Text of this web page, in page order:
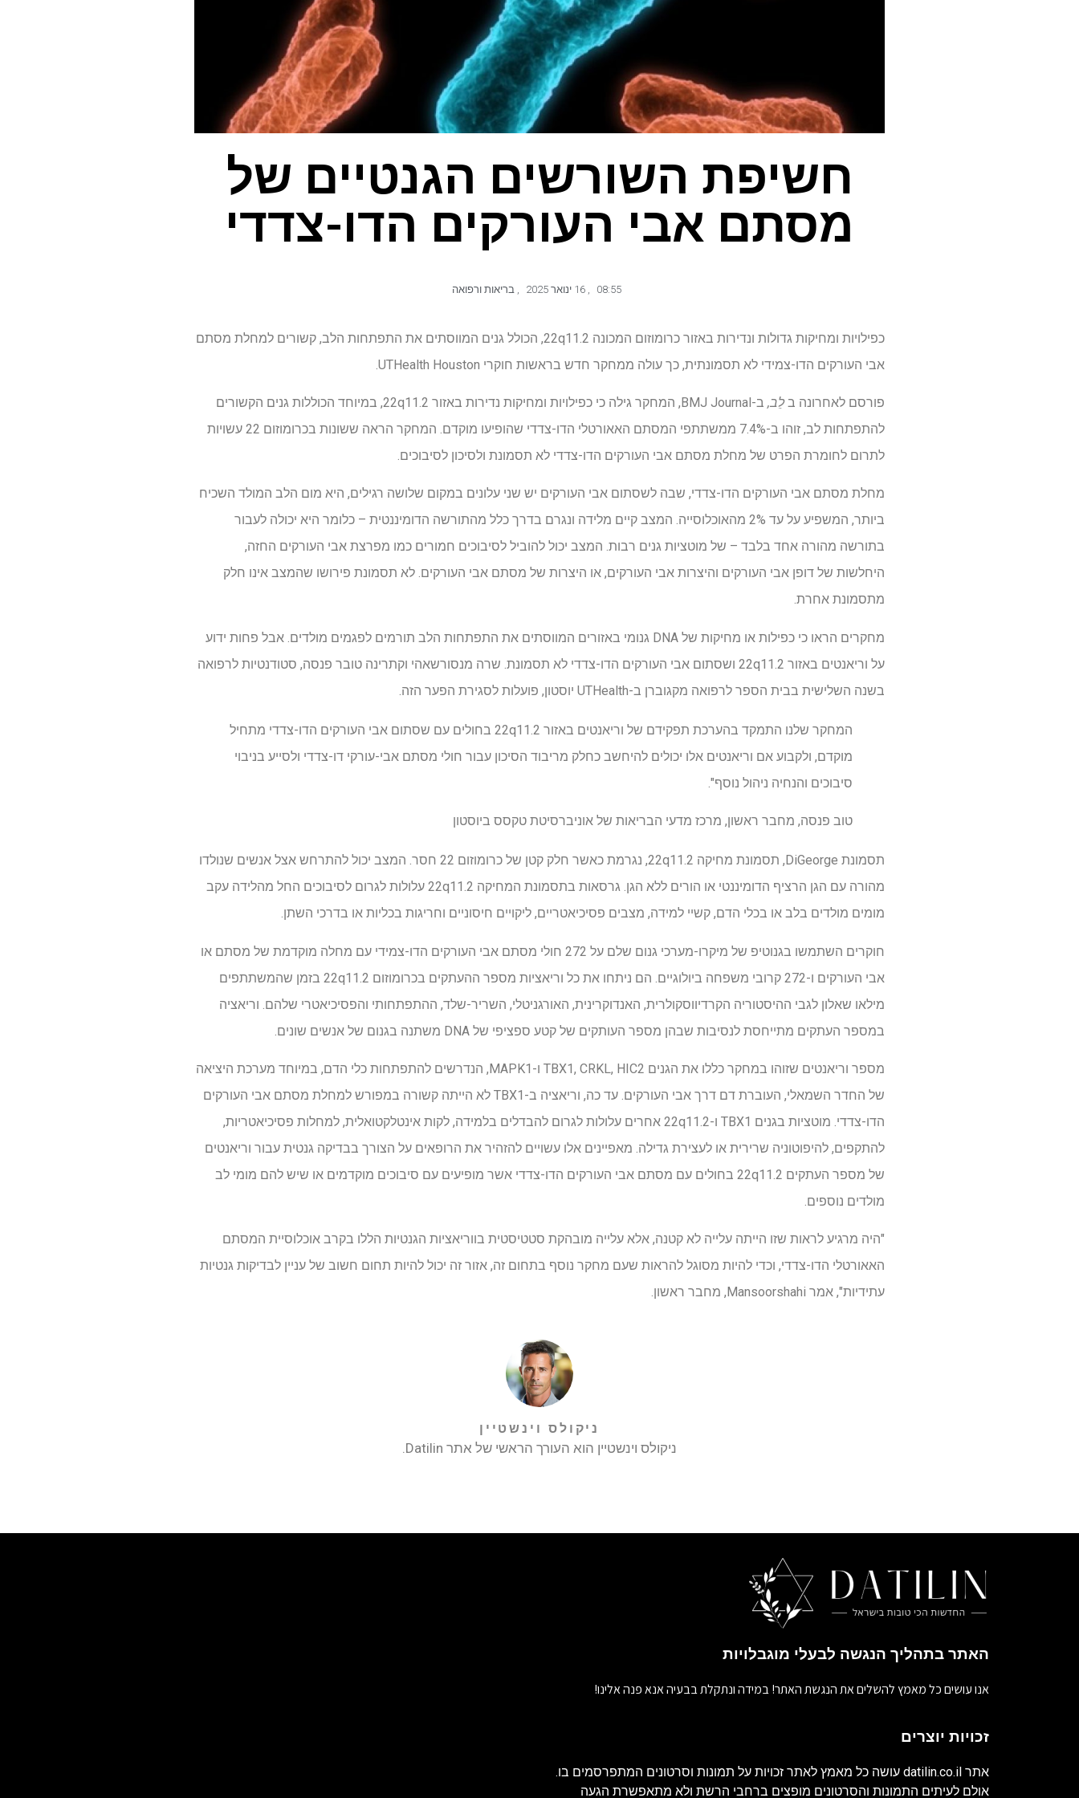
חשיפת השורשים הגנטיים של
מסתם אבי העורקים הדו-צדדי
08:55
, 16 ינואר 2025 , בריאות ורפואה
כפילויות ומחיקות גדולות ונדירות באזור כרומוזום המכונה 22q11.2, הכולל גנים המווסתים את התפתחות הלב, קשורים למחלת מסתם
אבי העורקים הדו-צמידי לא תסמונתית, כך עולה ממחקר חדש בראשות חוקרי UTHealth Houston.
פורסם לאחרונה בלֵב,
ב-BMJ Journal, המחקר גילה כי כפילויות ומחיקות נדירות באזור 22q11.2, במיוחד הכוללות גנים הקשורים
להתפתחות לב, זוהו ב-7.4% ממשתתפי המסתם האאורטלי הדו-צדדי שהופיעו מוקדם. המחקר הראה ששונות בכרומוזום 22 עשויות
לתרום לחומרת הפרט של מחלת מסתם אבי העורקים הדו-צדדי לא תסמונת ולסיכון לסיבוכים.
מחלת מסתם אבי העורקים הדו-צדדי, שבה לשסתום אבי העורקים יש שני עלונים במקום שלושה רגילים, היא מום הלב המולד השכיח
ביותר, המשפיע על עד 2% מהאוכלוסייה. המצב קיים מלידה ונגרם בדרך כלל מהתורשה הדומיננטית – כלומר היא יכולה לעבור
בתורשה מהורה אחד בלבד – של מוטציות גנים רבות. המצב יכול להוביל לסיבוכים חמורים כמו מפרצת אבי העורקים החזה,
היחלשות של דופן אבי העורקים והיצרות אבי העורקים, או היצרות של מסתם אבי העורקים. לא תסמונת פירושו שהמצב אינו חלק
מתסמונת אחרת.
מחקרים הראו כי כפילות או מחיקות של DNA גנומי באזורים המווסתים את התפתחות הלב תורמים לפגמים מולדים. אבל פחות ידוע
על וריאנטים באזור 22q11.2 ושסתום אבי העורקים הדו-צדדי לא תסמונת. שרה מנסורשאהי וקתרינה טובר פנסה, סטודנטיות לרפואה
בשנה השלישית בבית הספר לרפואה מקגוברן ב-UTHealth יוסטון, פועלות לסגירת הפער הזה.
המחקר שלנו התמקד בהערכת תפקידם של וריאנטים באזור 22q11.2 בחולים עם שסתום אבי העורקים הדו-צדדי מתחיל
מוקדם, ולקבוע אם וריאנטים אלו יכולים להיחשב כחלק מריבוד הסיכון עבור חולי מסתם אבי-עורקי דו-צדדי ולסייע בניבוי
סיבוכים והנחיה ניהול נוסף".
טוב פנסה, מחבר ראשון, מרכז מדעי הבריאות של אוניברסיטת טקסס ביוסטון
תסמונת DiGeorge, תסמונת מחיקה 22q11.2, נגרמת כאשר חלק קטן של כרומוזום 22 חסר. המצב יכול להתרחש אצל אנשים שנולדו
מהורה עם הגן הרציף הדומיננטי או הורים ללא הגן. גרסאות בתסמונת המחיקה 22q11.2 עלולות לגרום לסיבוכים החל מהלידה עקב
מומים מולדים בלב או בכלי הדם, קשיי למידה, מצבים פסיכיאטריים, ליקויים חיסוניים וחריגות בכליות או בדרכי השתן.
חוקרים השתמשו בגנוטיפ של מיקרו-מערכי גנום שלם על 272 חולי מסתם אבי העורקים הדו-צמידי עם מחלה מוקדמת של מסתם או
אבי העורקים ו-272 קרובי משפחה ביולוגיים. הם ניתחו את כל וריאציות מספר ההעתקים בכרומוזום 22q11.2 בזמן שהמשתתפים
מילאו שאלון לגבי ההיסטוריה הקרדיווסקולרית, האנדוקרינית, האורגניטלי, השריר-שלד, ההתפתחותי והפסיכיאטרי שלהם. וריאציה
במספר העתקים מתייחסת לנסיבות שבהן מספר העותקים של קטע ספציפי של DNA משתנה בגנום של אנשים שונים.
מספר וריאנטים שזוהו במחקר כללו את הגנים TBX1, CRKL, HIC2 ו-MAPK1, הנדרשים להתפתחות כלי הדם, במיוחד מערכת היציאה
של החדר השמאלי, העוברת דם דרך אבי העורקים. עד כה, וריאציה ב-TBX1 לא הייתה קשורה במפורש למחלת מסתם אבי העורקים
הדו-צדדי. מוטציות בגנים TBX1 ו-22q11.2 אחרים עלולות לגרום להבדלים בלמידה, לקות אינטלקטואלית, למחלות פסיכיאטריות,
להתקפים, להיפוטוניה שרירית או לעצירת גדילה. מאפיינים אלו עשויים להזהיר את הרופאים על הצורך בבדיקה גנטית עבור וריאנטים
של מספר העתקים 22q11.2 בחולים עם מסתם אבי העורקים הדו-צדדי אשר מופיעים עם סיבוכים מוקדמים או שיש להם מומי לב
מולדים נוספים.
"היה מרגיע לראות שזו הייתה עלייה לא קטנה, אלא עלייה מובהקת סטטיסטית בווריאציות הגנטיות הללו בקרב אוכלוסיית המסתם
האאורטלי הדו-צדדי, וכדי להיות מסוגל להראות שעם מחקר נוסף בתחום זה, אזור זה יכול להיות תחום חשוב של עניין לבדיקות גנטיות
עתידיות", אמר Mansoorshahi, מחבר ראשון.
ניקולס וינשטיין
ניקולס וינשטיין הוא העורך הראשי של אתר Datilin.
האתר בתהליך הנגשה לבעלי מוגבלויות
אנו עושים כל מאמץ להשלים את הנגשת האתר! במידה ונתקלת בבעיה אנא פנה אלינו!
זכויות יוצרים
אתר datilin.co.il עושה כל מאמץ לאתר זכויות על תמונות וסרטונים המתפרסמים בו.
אולם לעיתים התמונות והסרטונים מופצים ברחבי הרשת ולא מתאפשרת הגעה